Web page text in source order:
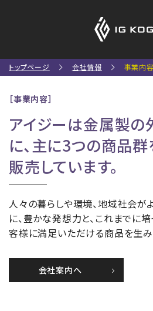
トップページ 会社情報 事業内容
［事業内容］
アイジーは金属製の
に、 主に3つの商品群
販売しています。
人々の暮らしや環境、地域社会が
に、豊かな発想力と、これまでに
客様に満足いただける商品を生み
会社案内へ